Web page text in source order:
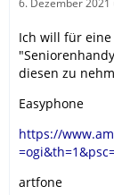
6. Dezember 2021
Ich will für eine
diesen zu
Easyphone
https://
artfone